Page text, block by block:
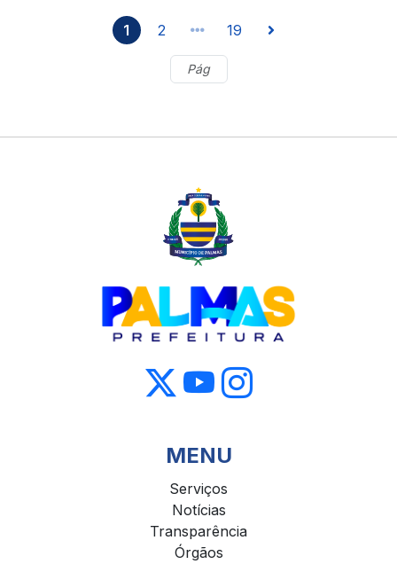
1 2 19
MENU
Serviços
Notícias
Transparência
Órgãos